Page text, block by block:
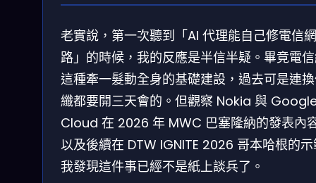
老實說，第一次聽到「AI 代理能自己修電信網
路」的時候，我的反應是半信半疑。畢竟電
這種牽一髮動全身的基礎建設，過去可是連
纖都要開三天會的。但觀察 Nokia 與
Cloud 在 2026 年 MWC 巴塞隆納的發表內
以及後續在 DTW IGNITE 2026 哥本哈根的
我發現這件事已經不是紙上談兵了。